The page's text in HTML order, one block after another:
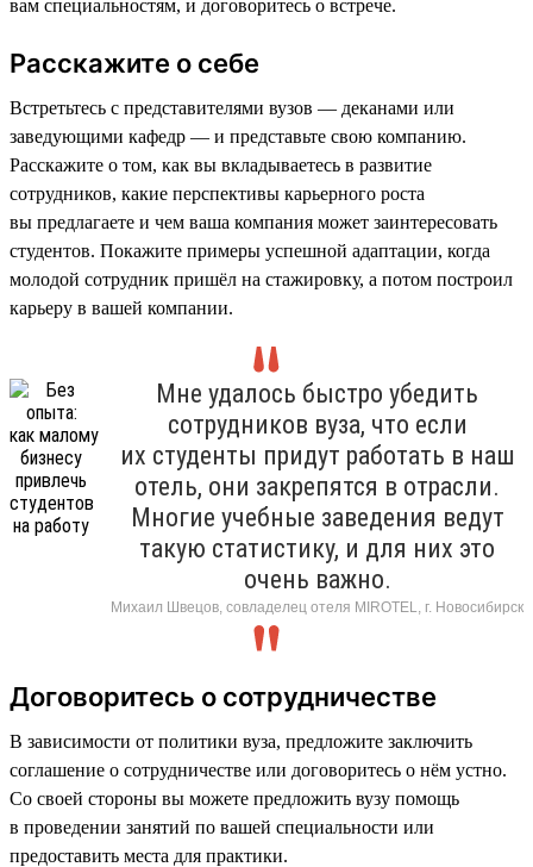
вам специальностям, и договоритесь о встрече.
Расскажите о себе
Встретьтесь с представителями вузов — деканами или
заведующими кафедр — и представьте свою компанию.
Расскажите о том, как вы вкладываетесь в развитие
сотрудников, какие перспективы карьерного роста
вы предлагаете и чем ваша компания может заинтересовать
студентов. Покажите примеры успешной адаптации, когда
молодой сотрудник пришёл на стажировку, а потом построил
карьеру в вашей компании.
Мне удалось быстро убедить
сотрудников вуза, что если
их студенты придут работать в наш
отель, они закрепятся в отрасли.
Многие учебные заведения ведут
такую статистику, и для них это
очень важно.
Михаил Швецов, совладелец отеля MIROTEL, г. Новосибирск
Договоритесь о сотрудничестве
В зависимости от политики вуза, предложите заключить
соглашение о сотрудничестве или договоритесь о нём устно.
Со своей стороны вы можете предложить вузу помощь
в проведении занятий по вашей специальности или
предоставить места для практики.